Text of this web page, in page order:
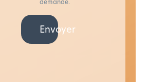
Envoyer